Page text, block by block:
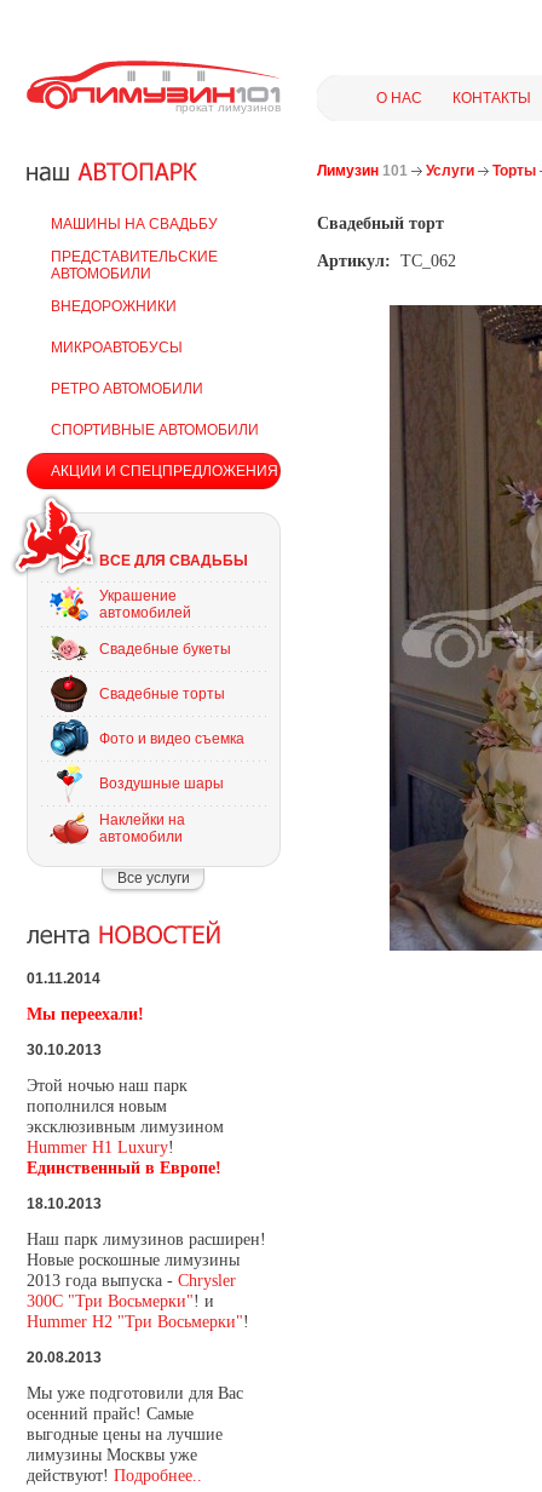
прокат лимузинов
О НАС КОНТАКТЫ
МАШИНЫ НА СВАДЬБУ
ПРЕДСТАВИТЕЛЬСКИЕ
АВТОМОБИЛИ
ВНЕДОРОЖНИКИ
МИКРОАВТОБУСЫ
РЕТРО АВТОМОБИЛИ
СПОРТИВНЫЕ АВТОМОБИЛИ
АКЦИИ И СПЕЦПРЕДЛОЖЕНИЯ
ВСЕ ДЛЯ СВАДЬБЫ
Украшение
автомобилей
Свадебные букеты
Свадебные торты
Фото и видео съемка
Воздушные шары
Наклейки на
автомобили
Все услуги
01.11.2014
Мы переехали!
30.10.2013
Этой ночью наш парк
пополнился новым
эксклюзивным лимузином
Hummer H1 Luxury!
Единственный в Европе!
18.10.2013
Наш парк лимузинов расширен!
Новые роскошные лимузины
2013 года выпуска - Chrysler
300C "Три Восьмерки"! и
Hummer H2 "Три Восьмерки"!
20.08.2013
Мы уже подготовили для Вас
осенний прайс! Самые
выгодные цены на лучшие
лимузины Москвы уже
действуют! Подробнее..
Лимузин 101 Услуги Торты
Свадебный торт
Артикул: ТС_062